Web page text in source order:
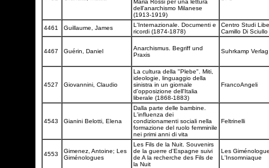
Maria Rossi per una lettura
dell'anarchismo Milanese
(1913-1919)
4461 Guillaume, James
L'Internazionale. Documenti e
ricordi (1874-1878)
Centro Studi
Camillo Di Sciullo
4467 Guérin, Daniel
Anarchismus. Begriff und
Praxis
Suhrkamp
4527 Giovannini, Claudio
La cultura della "Plebe". Miti,
ideologie, linguaggio della
sinistra in un giornale
d'opposizione dell'Italia
liberale (1868-1883)
FrancoAngeli
4543 Gianini Belotti, Elena
Dalla parte delle bambine.
L'influenza dei
condizionamenti sociali nella
formazione del ruolo femminile
nei primi anni di vita
Feltrinelli
4553
Gimenez, Antoine; Les
Giménologues
Les Fils de la Nuit. Souvenirs
de la guerre d'Espagne suivi
de A la recherche des Fils de
la Nuit
Les
L'Insomniaque